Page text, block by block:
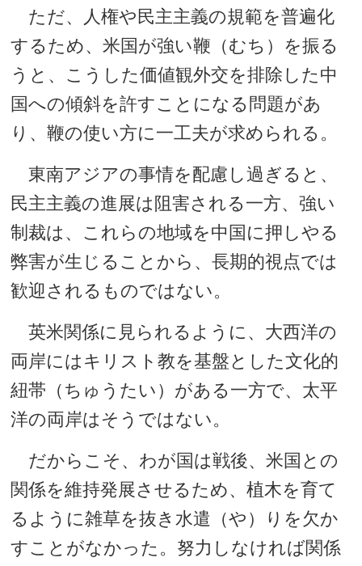
ただ、人権や民主主義の規範を普遍化
するため、米国が強い鞭（むち）を振る
うと、こうした価値観外交を排除した中
国への傾斜を許すことになる問題があ
り、鞭の使い方に一工夫が求められる。
東南アジアの事情を配慮し過ぎると、
民主主義の進展は阻害される一方、強い
制裁は、これらの地域を中国に押しやる
弊害が生じることから、長期的視点では
歓迎されるものではない。
英米関係に見られるように、大西洋の
両岸にはキリスト教を基盤とした文化的
紐帯（ちゅうたい）がある一方で、太平
洋の両岸はそうではない。
だからこそ、わが国は戦後、米国との
関係を維持発展させるため、植木を育て
るように雑草を抜き水遣（や）りを欠か
すことがなかった。努力しなければ関係